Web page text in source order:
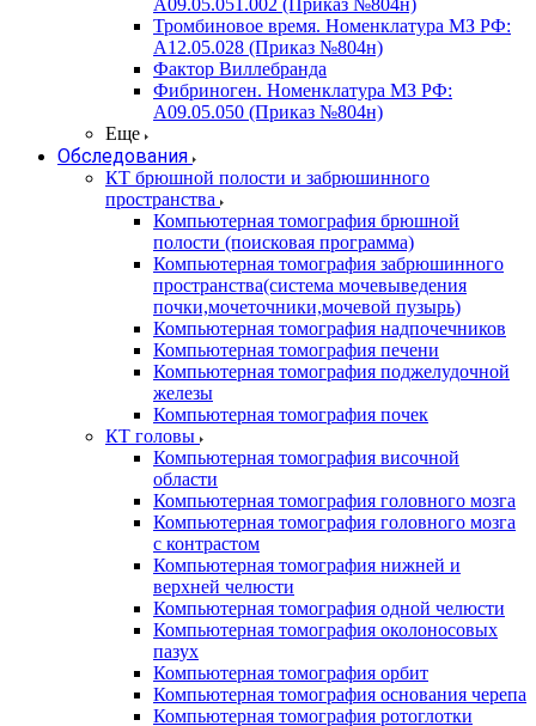
A09.05.051.002 (Приказ №804н)
Тромбиновое время. Номенклатура МЗ РФ:
A12.05.028 (Приказ №804н)
Фактор Виллебранда
Фибриноген. Номенклатура МЗ РФ:
A09.05.050 (Приказ №804н)
Еще
Обследования
КТ брюшной полости и забрюшинного
пространства
Компьютерная томография брюшной
полости (поисковая программа)
Компьютерная томография забрюшинного
пространства(система мочевыведения
почки,мочеточники,мочевой пузырь)
Компьютерная томография надпочечников
Компьютерная томография печени
Компьютерная томография поджелудочной
железы
Компьютерная томография почек
КТ головы
Компьютерная томография височной
области
Компьютерная томография головного мозга
Компьютерная томография головного мозга
с контрастом
Компьютерная томография нижней и
верхней челюсти
Компьютерная томография одной челюсти
Компьютерная томография околоносовых
пазух
Компьютерная томография орбит
Компьютерная томография основания черепа
Компьютерная томография ротоглотки